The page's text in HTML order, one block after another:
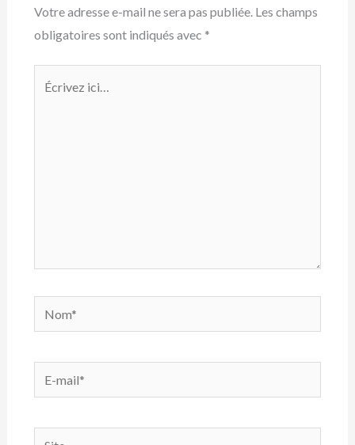
Votre adresse e-mail ne sera pas publiée. Les champs
obligatoires sont indiqués avec *
Nom*
mail*
Site